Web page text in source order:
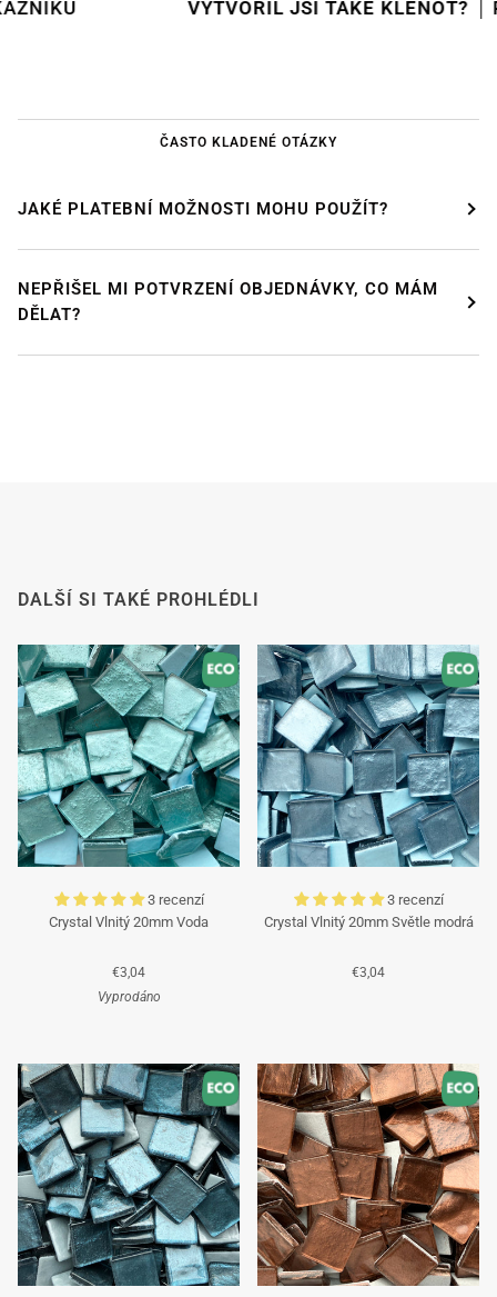
VYTVOŘIL JSI TAKÉ KLENOT? POŠLI
ČASTO KLADENÉ OTÁZKY
JAKÉ PLATEBNÍ MOŽNOSTI MOHU POUŽÍT?
NEPŘIŠEL MI POTVRZENÍ OBJEDNÁVKY, CO MÁM
DĚLAT?
DALŠÍ SI TAKÉ PROHLÉDLI
3 recenzí
Crystal Vlnitý 20mm Voda
€3,04
Vyprodáno
Tyrkysová
3 recenzí
Crystal Vlnitý 20mm Světle modrá
€3,04